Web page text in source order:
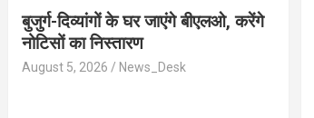
बुजुर्ग-दिव्यांगों के घर जाएंगे बीएलओ, करेंगे
नोटिसों का निस्तारण
August 5, 2026 News_Desk